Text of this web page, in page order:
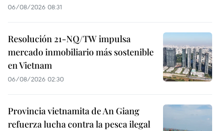
06/08/2026 08:31
Resolución 21-NQ/TW impulsa
mercado inmobiliario más sostenible
en Vietnam
06/08/2026 02:30
Provincia vietnamita de An Giang
refuerza lucha contra la pesca ilegal